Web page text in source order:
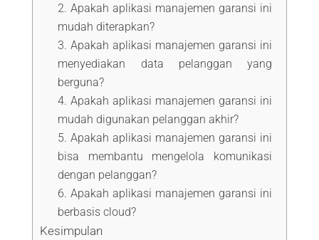
2. Apakah aplikasi manajemen garansi ini
mudah diterapkan?
3. Apakah aplikasi manajemen garansi ini
menyediakan data pelanggan yang
berguna?
4. Apakah aplikasi manajemen garansi ini
mudah digunakan pelanggan akhir?
5. Apakah aplikasi manajemen garansi ini
bisa membantu mengelola komunikasi
dengan pelanggan?
6. Apakah aplikasi manajemen garansi ini
berbasis cloud?
Kesimpulan